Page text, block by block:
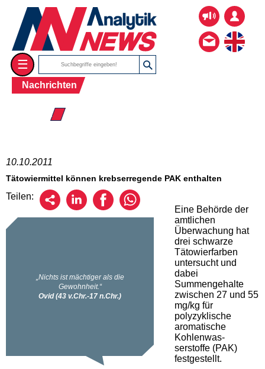
☰
Nachrichten
☰ 2011
10.10.2011
Tätowiermittel können krebserregende PAK enthalten
Teilen:
Eine Behörde der
amtlichen
Überwachung hat
drei schwarze
Tätowierfarben
untersucht und
dabei
Summengehalte
zwischen 27 und 55
mg/kg für
polyzyklische
aromatische
Kohlenwas-
serstoffe (PAK)
festgestellt.